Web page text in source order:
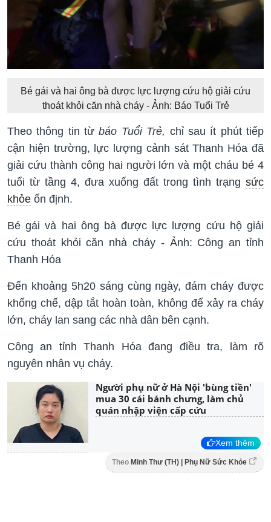
Bé gái và hai ông bà được lực lượng cứu hộ giải cứu
thoát khỏi căn nhà cháy - Ảnh: Báo Tuổi Trẻ
Theo thông tin từ báo Tuổi Trẻ, chỉ sau ít phút tiếp
cận hiện trường, lực lượng cảnh sát Thanh Hóa đã
giải cứu thành công hai người lớn và một cháu bé 4
tuổi từ tầng 4, đưa xuống đất trong tình trạng sức
khỏe ổn định.
Bé gái và hai ông bà được lực lượng cứu hộ giải
cứu thoát khỏi căn nhà cháy - Ảnh: Công an tỉnh
Thanh Hóa
Đến khoảng 5h20 sáng cùng ngày, đám cháy được
khống chế, dập tắt hoàn toàn, không để xảy ra cháy
lớn, cháy lan sang các nhà dân bên cạnh.
Công an tỉnh Thanh Hóa đang điều tra, làm rõ
nguyên nhân vụ cháy.
Người phụ nữ ở Hà Nội 'bùng tiền'
mua 30 cái bánh chưng, làm chủ
quán nhập viện cấp cứu
Xem thêm
Theo Minh Thư (TH) | Phụ Nữ Sức Khỏe